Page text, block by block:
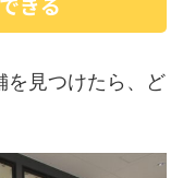
を見つけたら、ど